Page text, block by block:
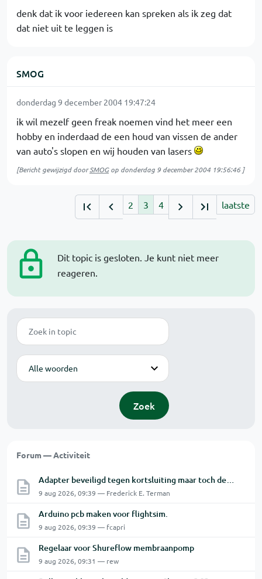
Dit topic is gesloten. Je kunt niet meer
reageren.
Zoek
Modus
Zoek
Forum — Activiteit
Adapter beveiligd tegen kortsluiting maar toch defect?
9 aug 2026, 09:39 — Frederick E. Terman
Arduino pcb maken voor flightsim.
9 aug 2026, 09:39 — fcapri
Regelaar voor Shureflow membraanpomp
9 aug 2026, 09:31 — rew
denk dat ik voor iedereen kan spreken als ik zeg dat
dat niet uit te leggen is
SMOG
donderdag 9 december 2004 19:47:24
ik wil mezelf geen freak noemen vind het meer een
hobby en inderdaad de een houd van vissen de ander
van auto's slopen en wij houden van lasers
[Bericht gewijzigd doorSMOGop donderdag 9 december 2004 19:56:46]
2 3 4 laatste